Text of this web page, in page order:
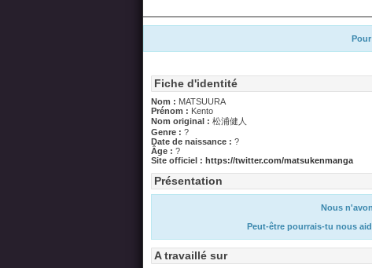
Fiche d'identité
Nom : MATSUURA
Prénom : Kento
Nom original : 松浦健人
Genre : ?
Date de naissance : ?
Âge : ?
Site officiel : https://twitter.com/matsukenmanga
Présentation
Nous
Peut-être pourrais-tu nous
A travaillé sur